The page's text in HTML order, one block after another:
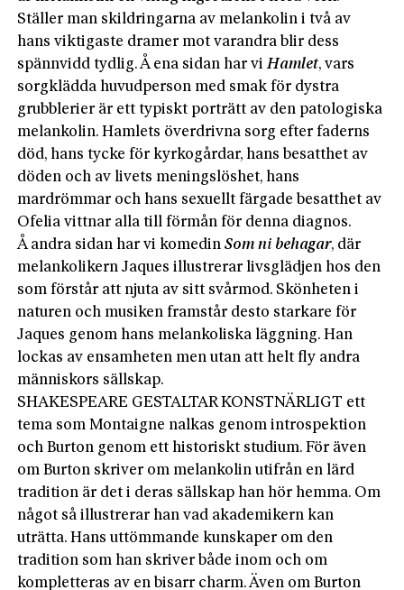
Ställer man skildringarna av melankolin i två av
hans viktigaste dramer mot varandra blir dess
spännvidd tydlig. Å ena sidan har viHamlet, vars
sorgklädda huvudperson med smak för dystra
grubblerier är ett typiskt porträtt av den patologiska
melankolin. Hamlets överdrivna sorg efter faderns
död, hans tycke för kyrkogårdar, hans besatthet av
döden och av livets meningslöshet, hans
mardrömmar och hans sexuellt färgade besatthet av
Ofelia vittnar alla till förmån för denna diagnos.
Å andra sidan har vi komedinSom ni behagar, där
melankolikern Jaques illustrerar livsglädjen hos den
som förstår att njuta av sitt svårmod. Skönheten i
naturen och musiken framstår desto starkare för
Jaques genom hans melankoliska läggning. Han
lockas av ensamheten men utan att helt fly andra
männi­skors sällskap.
SHAKESPEARE GESTALTAR KONSTNÄRLIGT ett
tema som Montaigne nalkas genom introspektion
och Burton genom ett historiskt studium. För även
om Burton skriver om melankolin utifrån en lärd
tradition är det i deras sällskap han hör hemma. Om
något så illustrerar han vad akademikern kan
uträtta. Hans uttömmande kunskaper om den
tradition som han skriver både inom och om
kompletteras av en bisarr charm. Även om Burton